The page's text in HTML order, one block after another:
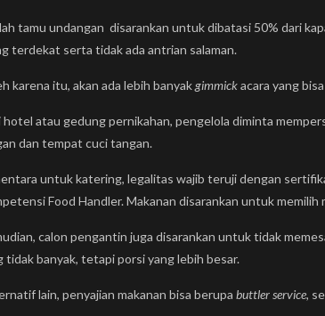
tamu undangan disarankan untuk dibatasi 50% dari
terdekat serta tidak ada antrian salaman.
karena itu, akan ada lebih banyakgimmickacara yang
hotel atau gedung pernikahan, pengelola diminta
dan tempat cuci tangan.
untuk katering, legalitas wajib teruji dengan
Food Handler. Makanan disarankan untuk
calon pengantin juga disarankan untuk tidak
tidak banyak, tetapi porsi yang lebih besar.
lain, penyajian makanan bisa berupa buttler service,